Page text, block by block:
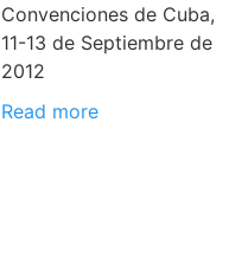
Convenciones de Cuba,
11-13 de Septiembre de
2012
Read more